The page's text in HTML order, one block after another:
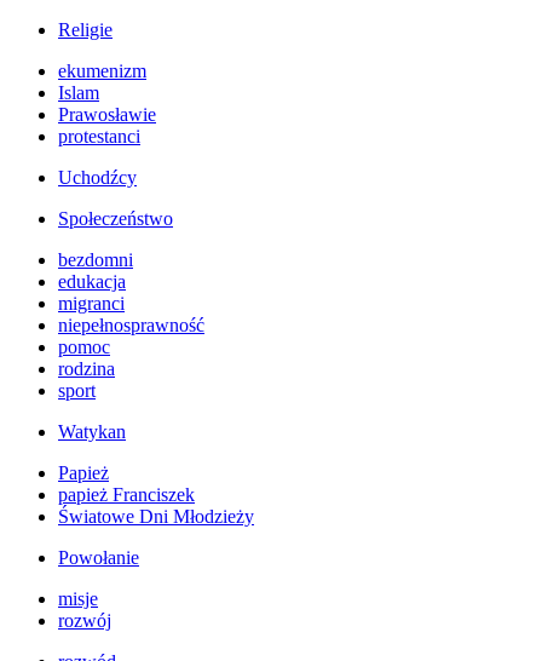
Religie
ekumenizm
Islam
Prawosławie
protestanci
Uchodźcy
Społeczeństwo
bezdomni
edukacja
migranci
niepełnosprawność
pomoc
rodzina
sport
Watykan
Papież
papież Franciszek
Światowe Dni Młodzieży
Powołanie
misje
rozwój